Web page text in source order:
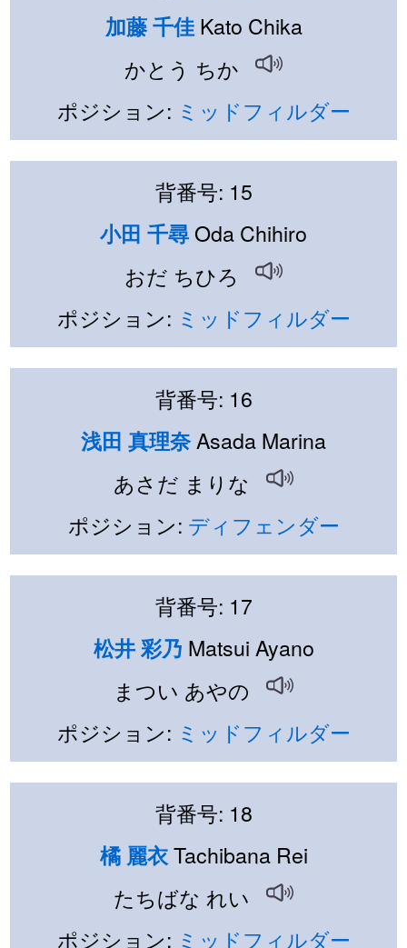
加藤 千佳Kato Chika
かとう ちか
ポジション: ミッドフィルダー
背番号: 15
小田 千尋Oda Chihiro
おだ ちひろ
ポジション: ミッドフィルダー
背番号: 16
浅田 真理奈Asada Marina
あさだ まりな
ポジション: ディフェンダー
背番号: 17
松井 彩乃 Matsui Ayano
まつい あやの
ポジション: ミッドフィルダー
背番号: 18
橘 麗衣Tachibana Rei
たちばな れい
ポジション: ミッドフィルダー